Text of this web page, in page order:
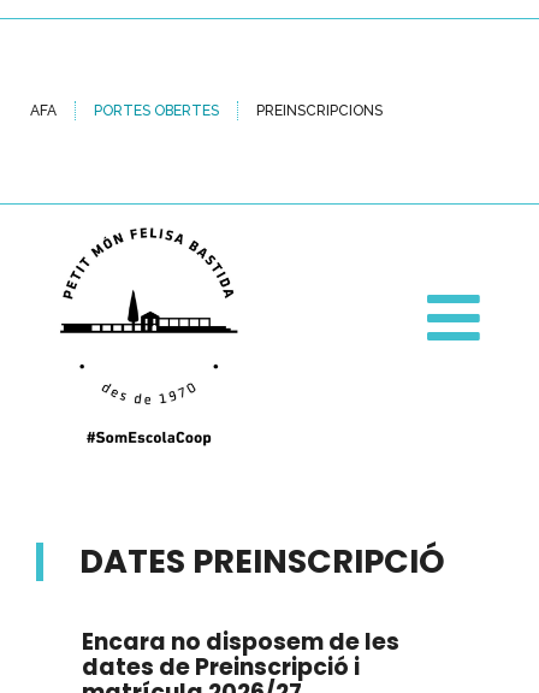
AFA PORTES OBERTES PREINSCRIPCIONS
DATES PREINSCRIPCIÓ
Encara no disposem de les
dates de Preinscripció i